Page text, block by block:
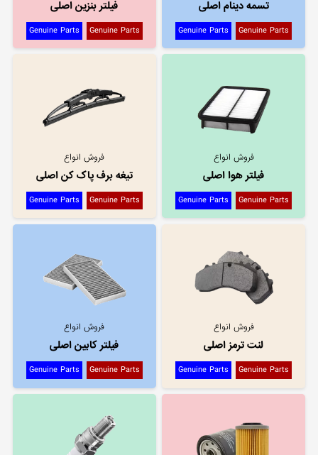
تسمه دینام اصلی
Genuine Parts
Genuine Parts
فیلتر بنزین اصلی
Genuine Parts
Genuine Parts
فروش انواع
فیلتر هوا اصلی
Genuine Parts
Genuine Parts
فروش انواع
تیغه برف پاک کن اصلی
Genuine Parts
Genuine Parts
فروش انواع
لنت ترمز اصلی
Genuine Parts
Genuine Parts
فروش انواع
فیلتر کابین اصلی
Genuine Parts
Genuine Parts